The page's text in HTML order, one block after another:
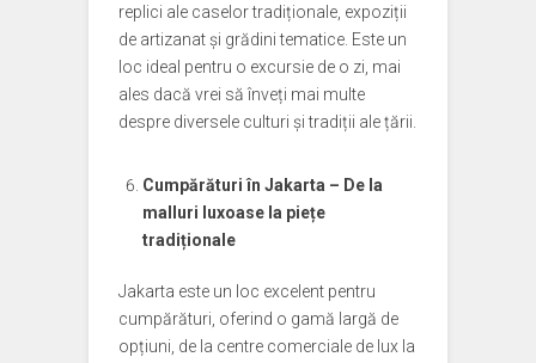
replici ale caselor tradiționale, expoziții
de artizanat și grădini tematice. Este un
loc ideal pentru o excursie de o zi, mai
ales dacă vrei să înveți mai multe
despre diversele culturi și tradiții ale țării.
Cumpărături în Jakarta – De la
malluri luxoase la piețe
tradiționale
Jakarta este un loc excelent pentru
cumpărături, oferind o gamă largă de
opțiuni, de la centre comerciale de lux la